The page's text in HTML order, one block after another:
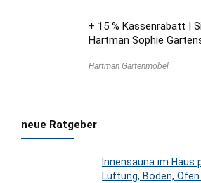
+ 15 % Kassenrabatt |
Hartman Sophie
Hartman Gartenmöbel
neue Ratgeber
Innensauna im Haus
Lüftung, Boden, Ofen